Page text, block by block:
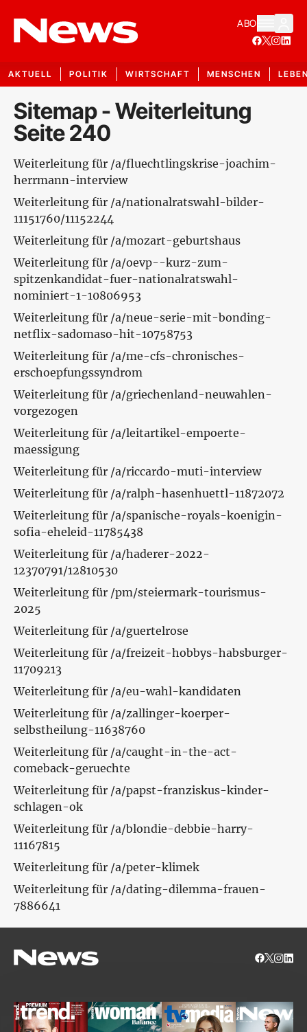
ABO
AKTUELL POLITIK WIRTSCHAFT MENSCHEN
Sitemap - Weiterleitung
Seite 240
Weiterleitung für /a/fluechtlingskrise-joachim-
herrmann-interview
Weiterleitung für /a/nationalratswahl-bilder-
11151760/11152244
Weiterleitung für /a/mozart-geburtshaus
Weiterleitung für /a/oevp--kurz-zum-
spitzenkandidat-fuer-nationalratswahl-
nominiert-1-10806953
Weiterleitung für /a/neue-serie-mit-bonding-
netflix-sadomaso-hit-10758753
Weiterleitung für /a/me-cfs-chronisches-
erschoepfungssyndrom
Weiterleitung für /a/griechenland-neuwahlen-
vorgezogen
Weiterleitung für /a/leitartikel-empoerte-
maessigung
Weiterleitung für /a/riccardo-muti-interview
Weiterleitung für /a/ralph-hasenhuettl-11872072
Weiterleitung für /a/spanische-royals-koenigin-
sofia-eheleid-11785438
Weiterleitung für /a/haderer-2022-
12370791/12810530
Weiterleitung für /pm/steiermark-tourismus-
2025
Weiterleitung für /a/guertelrose
Weiterleitung für /a/freizeit-hobbys-habsburger-
11709213
Weiterleitung für /a/eu-wahl-kandidaten
Weiterleitung für /a/zallinger-koerper-
selbstheilung-11638760
Weiterleitung für /a/caught-in-the-act-
comeback-geruechte
Weiterleitung für /a/papst-franziskus-kinder-
schlagen-ok
Weiterleitung für /a/blondie-debbie-harry-
11167815
Weiterleitung für /a/peter-klimek
Weiterleitung für /a/dating-dilemma-frauen-
7886641